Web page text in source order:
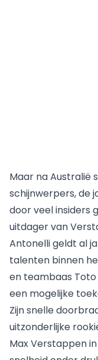
Maar na Australië
schijnwerpers, de
door veel insiders
uitdager van
Antonelli geldt al
talenten binnen
en teambaas
een mogelijke
Zijn snelle
uitzonderlijke
Max Verstappen